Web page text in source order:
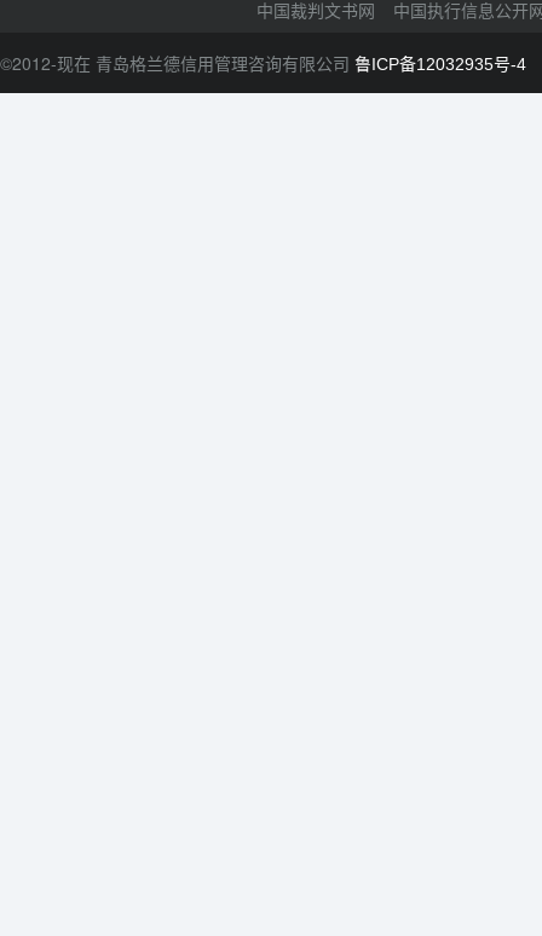
中国裁判文书网
中国执行信息公开
©2012-现在 青岛格兰德信用管理咨询有限公司 鲁ICP备12032935号-4